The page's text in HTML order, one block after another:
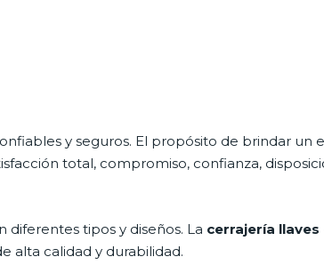
y seguros. El propósito de brindar un
total, compromiso, confianza,
tipos y diseños. La cerrajería llaves
alta calidad y durabilidad.